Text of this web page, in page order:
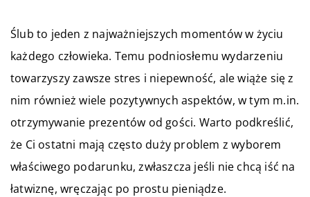
Ślub to jeden z najważniejszych momentów w życiu
każdego człowieka. Temu podniosłemu wydarzeniu
towarzyszy zawsze stres i niepewność, ale wiąże się z
nim również wiele pozytywnych aspektów, w tym m.in.
otrzymywanie prezentów od gości. Warto podkreślić,
że Ci ostatni mają często duży problem z wyborem
właściwego podarunku, zwłaszcza jeśli nie chcą iść na
łatwiznę, wręczając po prostu pieniądze.